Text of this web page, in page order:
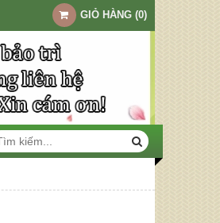
GIỎ HÀNG (0)